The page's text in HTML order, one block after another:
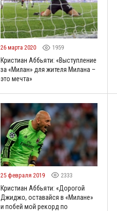
26 марта 2020 1959
Кристиан Аббьяти: «Выступление
за «Милан» для жителя Милана –
это мечта»
25 февраля 2019 2333
Кристиан Аббьяти: «Дорогой
Джиджо, оставайся в «Милане»
и побей мой рекорд по